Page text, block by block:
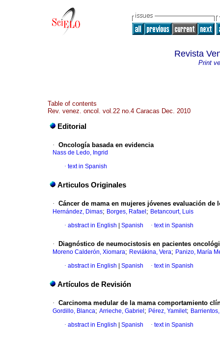
Revista
Print
Table of contents
Rev. venez. oncol. vol.22 no.4 Caracas Dec. 2010
Editorial
· Oncología basada en evidencia
Nass de Ledo, Ingrid
· text in Spanish
Articulos Originales
· Cáncer de mama en mujeres jóvenes evaluación de
Hernández, Dimas; Borges, Rafael ; Betancourt, Luis
· abstract in English Spanish · text in Spanish
· Diagnóstico de neumocistosis en pacientes
Moreno Calderón, Xiomara; Reviákina, Vera; Panizo, María
· abstract in English Spanish · text in Spanish
Artículos de Revisión
· Carcinoma medular de la mama comportamiento
Gordillo, Blanca; Arrieche, Gabriel ; Pérez, Yamilet;
· abstract in English Spanish · text in Spanish